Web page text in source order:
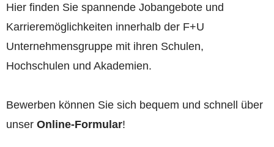
Hier finden Sie spannende Jobangebote und
Karrieremöglichkeiten innerhalb der F+U
Unternehmensgruppe mit ihren Schulen,
Hochschulen und Akademien.
Bewerben können Sie sich bequem und schnell über
unser Online-Formular!